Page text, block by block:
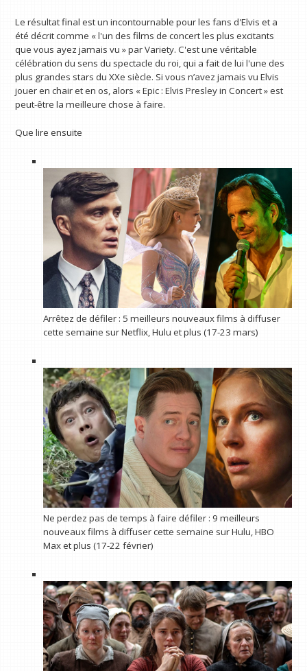
Le résultat final est un incontournable pour les fans d'Elvis et a
été décrit comme « l'un des films de concert les plus excitants
que vous ayez jamais vu » par Variety. C'est une véritable
célébration du sens du spectacle du roi, qui a fait de lui l'une des
plus grandes stars du XXe siècle. Si vous n’avez jamais vu Elvis
jouer en chair et en os, alors « Epic : Elvis Presley in Concert » est
peut-être la meilleure chose à faire.
Que lire ensuite
Arrêtez de défiler : 5 meilleurs nouveaux films à diffuser
cette semaine sur Netflix, Hulu et plus (17-23 mars)
Ne perdez pas de temps à faire défiler : 9 meilleurs
nouveaux films à diffuser cette semaine sur Hulu, HBO
Max et plus (17-22 février)